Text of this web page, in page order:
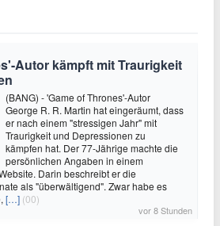
Autor kämpft mit Traurigkeit
(BANG) - 'Game of Thrones'-Autor
George R. R. Martin hat eingeräumt, dass
er nach einem "stressigen Jahr" mit
Traurigkeit und Depressionen zu
kämpfen hat. Der 77-Jährige machte die
persönlichen Angaben in einem
Darin beschreibt er die
als "überwältigend". Zwar habe es
[…] (00)
vor 8 Stunden